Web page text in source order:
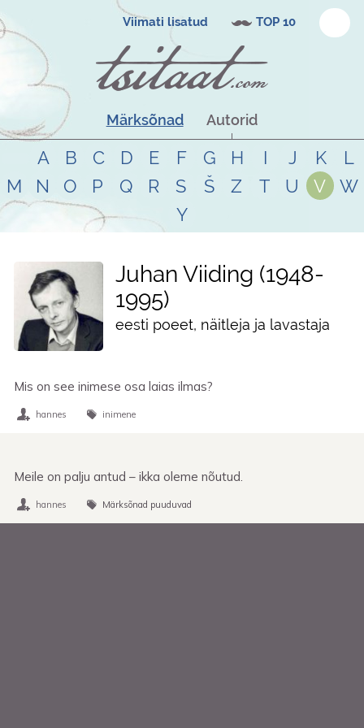
Viimati lisatud TOP 10
Märksõnad Autorid
A B C D E F G H I J K
L
M
N O P Q R S Š Z T U V
W
Y
Juhan Viiding 1948-
1995
eesti poeet, näitleja ja lavastaja
Mis on see inimese osa laias ilmas?
hannes inimene
Meile on palju antud – ikka oleme nõutud.
hannes Märksõnad puuduvad